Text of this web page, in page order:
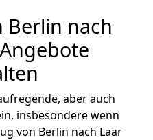
Berlin nach
aber auch
insbesondere wenn
von Berlin nach Laar